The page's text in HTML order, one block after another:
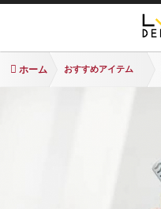
ホーム おすすめアイテム